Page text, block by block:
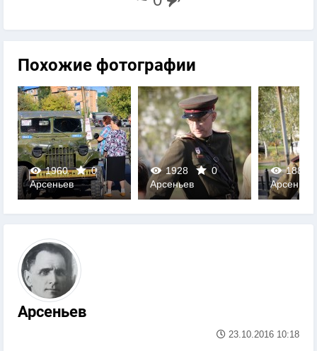
Похожие фотографии
1960
0
0
Арсеньев
1928
0
0
Арсеньев
1885
0
Арсеньев
Арсеньев
23.10.2016 10:18